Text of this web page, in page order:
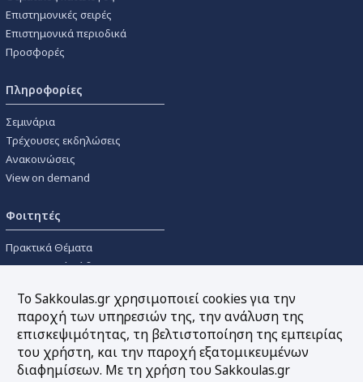
Επιστημονικές σειρές
Επιστημονικά περιοδικά
Προσφορές
Πληροφορίες
Σεμινάρια
Τρέχουσες εκδηλώσεις
Ανακοινώσεις
View on demand
Φοιτητές
Πρακτικά Θέματα
Οικονομικοί Κώδικες
Συγγραμμάτων
Εργαλεία
Online υπολογισμός τόκων
Το Sakkoulas.gr χρησιμοποιεί cookies για την
παροχή των υπηρεσιών της, την ανάλυση της
επισκεψιμότητας, τη βελτιστοποίηση της εμπειρίας
του χρήστη, και την παροχή εξατομικευμένων
διαφημίσεων. Με τη χρήση του Sakkoulas.gr